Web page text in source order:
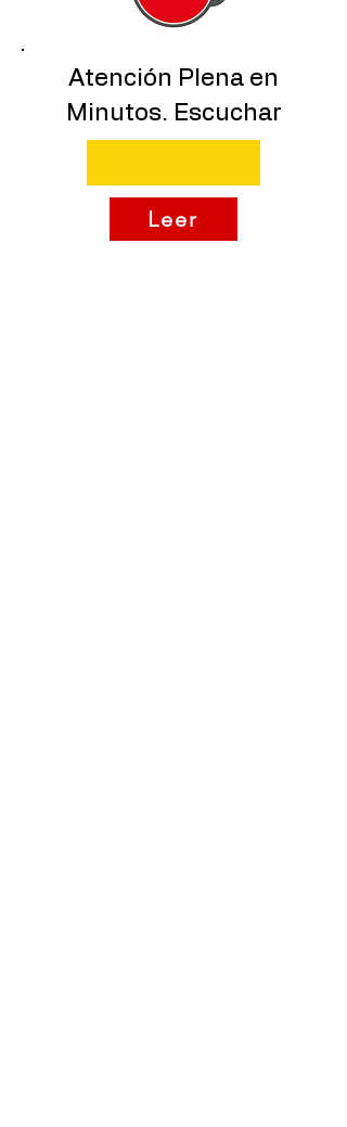
Atención Plena en
Minutos. Escuchar
Leer